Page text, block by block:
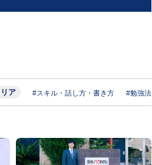
ア #スキル・話し方・書き方 #勉強法